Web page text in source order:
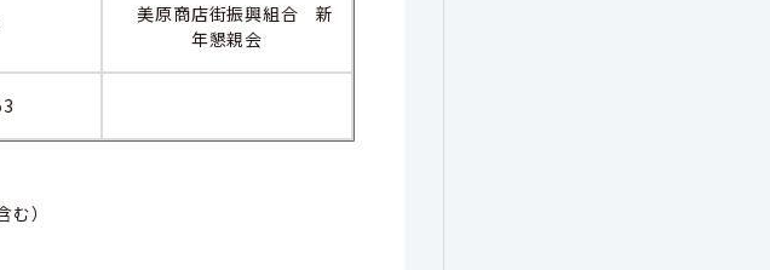
美原商店街振興組合 新
年懇親会
）